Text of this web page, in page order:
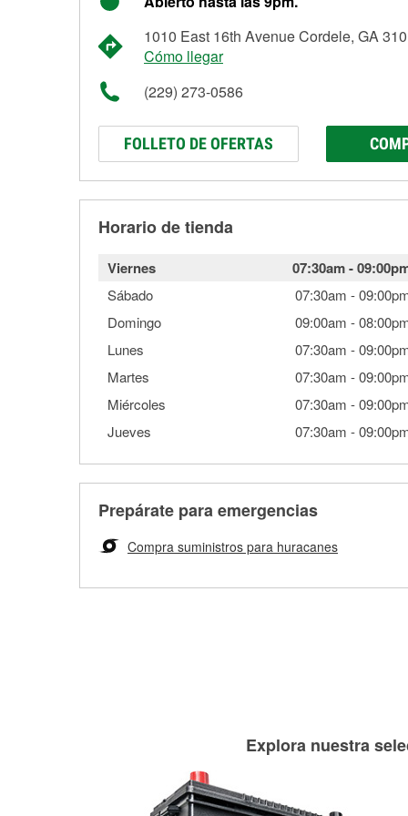
1010 East 16th Avenue Cordele, GA
Cómo llegar
(229) 273-0586
FOLLETO DE OFERTAS
Horario de tienda
Viernes 07:30am-
Sábado 07:30am -
Domingo
09:00am -
Lunes
07:30am -
Martes
07:30am -
Miércoles
07:30am -
Jueves
07:30am -
Prepárate para emergencias
Compra suministros para huracanes
Explora nuestra